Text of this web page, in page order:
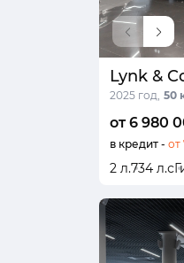
Lynk &
2025 год, 50
от 6 980
в кредит - от
2 л.734 л.с